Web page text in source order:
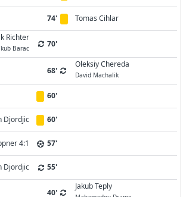
74'
Tomas Cihlar
Richter
Barac 70'
68'
Oleksiy Chereda
David Machalik
60'
Djordjic 60'
4:1 57'
Djordjic 55'
40'
Jakub Teply